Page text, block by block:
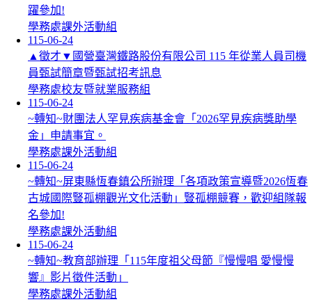
躍參加!
學務處課外活動組
115-06-24
▲徵才▼國營臺灣鐵路股份有限公司 115 年從業人員司機
員甄試簡章暨甄試招考訊息
學務處校友暨就業服務組
115-06-24
~轉知~財團法人罕見疾病基金會「2026罕見疾病獎助學
金」申請事宜。
學務處課外活動組
115-06-24
~轉知~屏東縣恆春鎮公所辦理「各項政策宣導暨2026恆春
古城國際豎孤棚觀光文化活動」豎孤棚競賽，歡迎組隊報
名參加!
學務處課外活動組
115-06-24
~轉知~教育部辦理「115年度祖父母節『慢慢唱 愛慢慢
響』影片徵件活動」
學務處課外活動組